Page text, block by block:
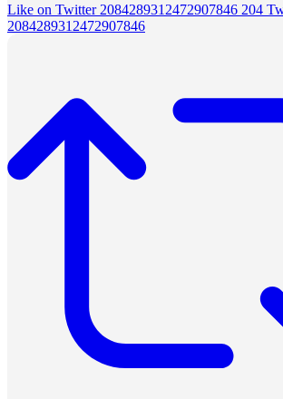
Like on Twitter 2084289312472907846 204
2084289312472907846